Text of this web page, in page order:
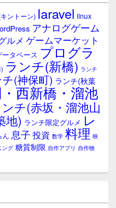
ントーン) laravel linux
アナログゲーム
ルメ ゲームマーケット
ータベース プログラ
ランチ(新橋) ランチ
(神保町) ランチ(秋葉
西新橋・溜池
チ(赤坂・溜池山
地) ランチ限定グルメ レ
ん 息子 投資 数学 料理 映
ング 糖質制限 自作アプリ 自作物